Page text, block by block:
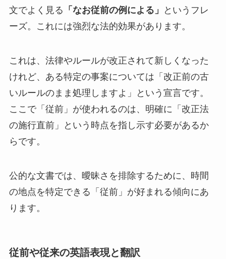
文でよく見る 「なお従前の例による」
というフレ
ーズ。これには強烈な法的効果があります。
これは、法律やルールが改正されて新しくなった
けれど、ある特定の事案については「改正前の古
いルールのまま処理しますよ」という宣言です。
ここで「従前」が使われるのは、明確に「改正法
の施行直前」という時点を指し示す必要があるか
らです。
公的な文書では、曖昧さを排除するために、時間
の地点を特定できる「従前」が好まれる傾向にあ
ります。
従前や従来の英語表現と翻訳